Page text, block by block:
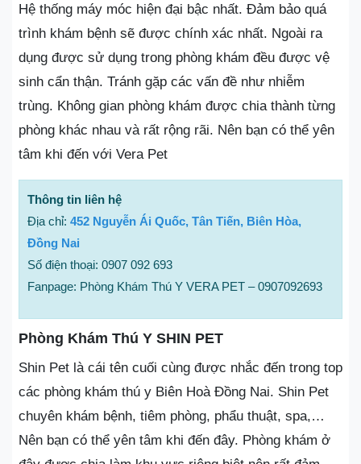
Hệ thống máy móc hiện đại bậc nhất. Đảm bảo quá
trình khám bệnh sẽ được chính xác nhất. Ngoài ra
dụng được sử dụng trong phòng khám đều được vệ
sinh cẩn thận. Tránh gặp các vấn đề như nhiễm
trùng. Không gian phòng khám được chia thành từng
phòng khác nhau và rất rộng rãi. Nên bạn có thể yên
tâm khi đến với Vera Pet
Thông tin liên hệ
Địa chỉ: 452 Nguyễn Ái Quốc, Tân Tiến, Biên Hòa,
Đồng Nai
Số điện thoại: 0907 092 693
Fanpage: Phòng Khám Thú Y VERA PET – 0907092693
Phòng Khám Thú Y SHIN PET
Shin Pet là cái tên cuối cùng được nhắc đến trong top
các phòng khám thú y Biên Hoà Đồng Nai. Shin Pet
chuyên khám bệnh, tiêm phòng, phẩu thuật, spa,…
Nên bạn có thể yên tâm khi đến đây. Phòng khám ở